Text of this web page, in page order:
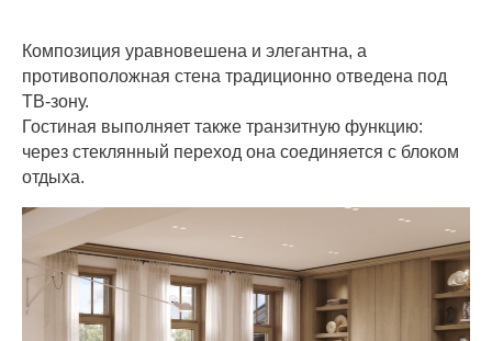
Композиция уравновешена и элегантна, а
противоположная стена традиционно отведена под
ТВ-зону.
Гостиная выполняет также транзитную функцию:
через стеклянный переход она соединяется с блоком
отдыха.